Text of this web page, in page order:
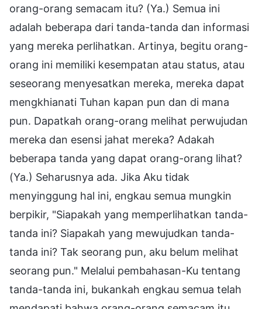
orang-orang semacam itu? (Ya.) Semua ini
adalah beberapa dari tanda-tanda dan informasi
yang mereka perlihatkan. Artinya, begitu orang-
orang ini memiliki kesempatan atau status, atau
seseorang menyesatkan mereka, mereka dapat
mengkhianati Tuhan kapan pun dan di mana
pun. Dapatkah orang-orang melihat perwujudan
mereka dan esensi jahat mereka? Adakah
beberapa tanda yang dapat orang-orang lihat?
(Ya.) Seharusnya ada. Jika Aku tidak
menyinggung hal ini, engkau semua mungkin
berpikir, "Siapakah yang memperlihatkan tanda-
tanda ini? Siapakah yang mewujudkan tanda-
tanda ini? Tak seorang pun, aku belum melihat
seorang pun." Melalui pembahasan-Ku tentang
tanda-tanda ini, bukankah engkau semua telah